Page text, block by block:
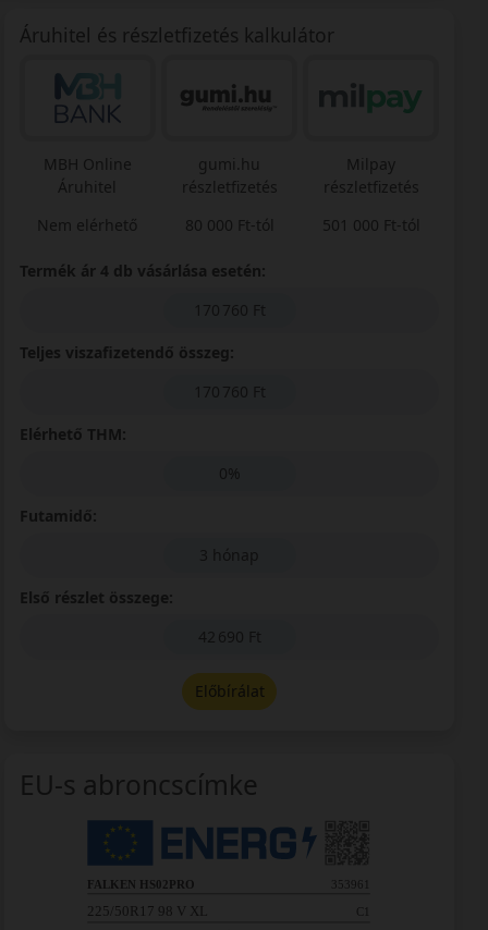
Áruhitel és részletfizetés kalkulátor
MBH Online
Áruhitel
Nem elérhető
gumi.hu
részletfizetés
80 000 Ft-tól
Milpay
részletfizetés
501 000 Ft-tól
Termék ár 4 db vásárlása esetén:
170 760 Ft
Teljes viszafizetendő összeg:
170 760 Ft
Elérhető THM:
0%
Futamidő:
3 hónap
Első részlet összege:
42 690 Ft
Előbírálat
EU-s abroncscímke